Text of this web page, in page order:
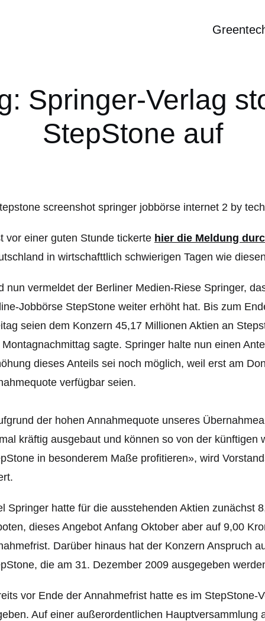
Springer-Verlag
StepStone auf
vor einer guten Stunde tickerte hier die Meldung
in wirtschafttlich schwierigen Tagen wie
nun vermeldet der Berliner Medien-Riese Springer,
Jobbörse StepStone weiter erhöht hat. Bis zum
seien dem Konzern 45,17 Millionen Aktien an
Montagnachmittag sagte. Springer halte nun einen
dieses Anteils sei noch möglich, weil erst am
verfügbar seien.
der hohen Annahmequote unseres
kräftig ausgebaut und können so von der künftigen
in besonderem Maße profitieren», wird
Springer hatte für die ausstehenden Aktien zunächst
dieses Angebot Anfang Oktober aber auf 9,00
Darüber hinaus hat der Konzern Anspruch
die am 31. Dezember 2009 ausgegeben
vor Ende der Annahmefrist hatte es im StepStone-
Auf einer außerordentlichen Hauptversammlung